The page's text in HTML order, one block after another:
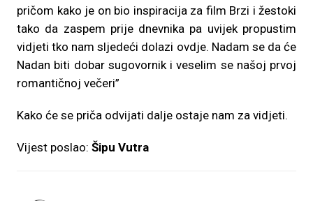
pričom kako je on bio inspiracija za film Brzi i žestoki
tako da zaspem prije dnevnika pa uvijek propustim
vidjeti tko nam sljedeći dolazi ovdje. Nadam se da će
Nadan biti dobar sugovornik i veselim se našoj prvoj
romantičnoj večeri”
Kako će se priča odvijati dalje ostaje nam za vidjeti.
Vijest poslao: Šipu Vutra